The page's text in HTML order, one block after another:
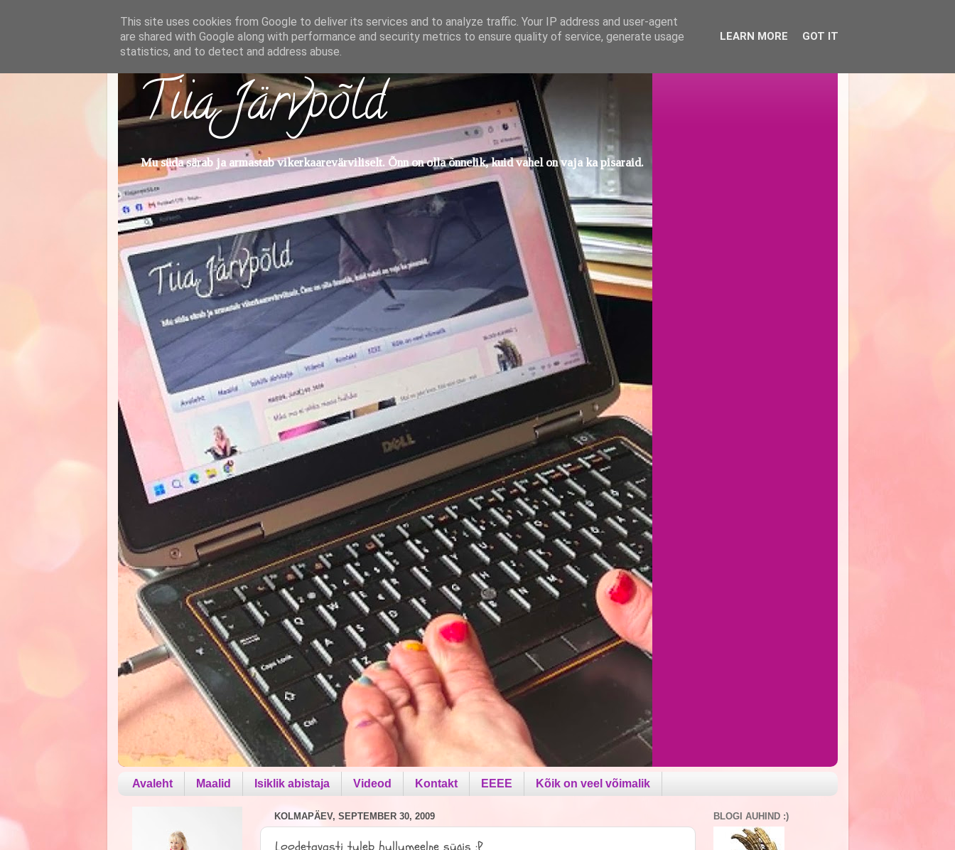
Tiia Järvpõld
Mu süda särab ja armastab vikerkaarevärviliselt. Õnn on olla õnnelik, kuid vahel on vaja ka pisaraid.
Avaleht Maalid Isiklik abistaja Videod Kontakt EEEE Kõik on veel võimalik
KOLMAPÄEV, SEPTEMBER 30, 2009 BLOGI AUHIND :)
This site uses cookies from Google to deliver its services and to analyze traffic. Your IP address and user-agent
are shared with Google along with performance and security metrics to ensure quality of service, generate usage
statistics, and to detect and address abuse.
LEARN MORE GOT IT